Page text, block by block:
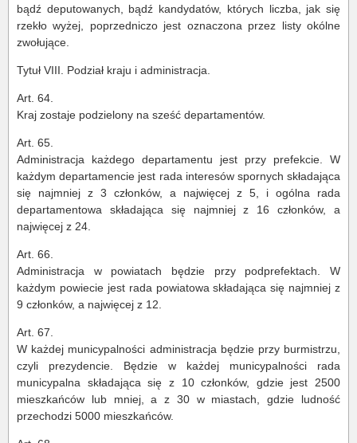
bądź deputowanych, bądź kandydatów, których liczba, jak się
rzekło wyżej, poprzedniczo jest oznaczona przez listy okólne
zwołujące.
Tytuł VIII. Podział kraju i administracja.
Art. 64.
Kraj zostaje podzielony na sześć departamentów.
Art. 65.
Administracja każdego departamentu jest przy prefekcie. W
każdym departamencie jest rada interesów spornych składająca
się najmniej z 3 członków, a najwięcej z 5, i ogólna rada
departamentowa składająca się najmniej z 16 członków, a
najwięcej z 24.
Art. 66.
Administracja w powiatach będzie przy podprefektach. W
każdym powiecie jest rada powiatowa składająca się najmniej z
9 członków, a najwięcej z 12.
Art. 67.
W każdej municypalności administracja będzie przy burmistrzu,
czyli prezydencie. Będzie w każdej municypalności rada
municypalna składająca się z 10 członków, gdzie jest 2500
mieszkańców lub mniej, a z 30 w miastach, gdzie ludność
przechodzi 5000 mieszkańców.